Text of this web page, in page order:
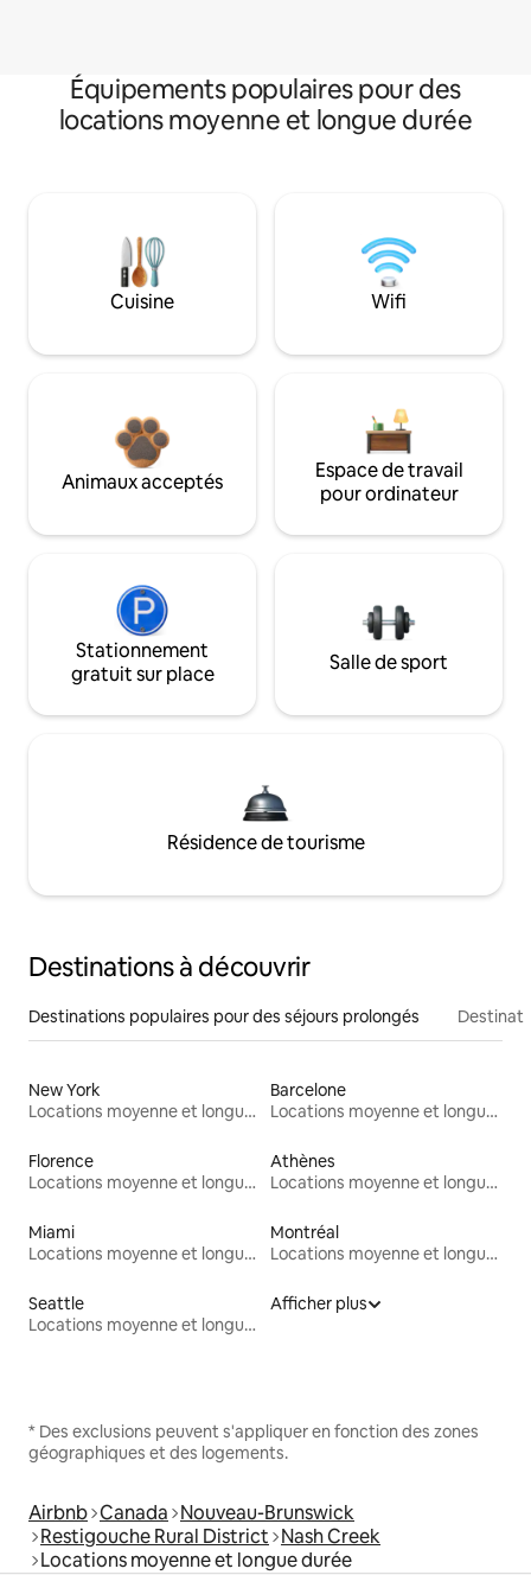
Équipements populaires pour des
locations moyenne et longue durée
Cuisine Wifi
Animaux acceptés
Espace de travail
pour ordinateur
Stationnement
gratuit sur place
Salle de sport
Résidence de tourisme
Destinations à découvrir
Destinations populaires pour des séjours prolongés
New York
Locations moyenne et longue durée
Barcelone
Locations moyenne et longue durée
Florence
Locations moyenne et longue durée
Athènes
Locations moyenne et longue durée
Miami
Locations moyenne et longue durée
Montréal
Locations moyenne et longue durée
Seattle
Locations moyenne et longue durée
Afficher plus
* Des exclusions peuvent s'appliquer en fonction des zones
géographiques et des logements.
Airbnb Canada Nouveau-Brunswick
Restigouche Rural District Nash Creek
Locations moyenne et longue durée